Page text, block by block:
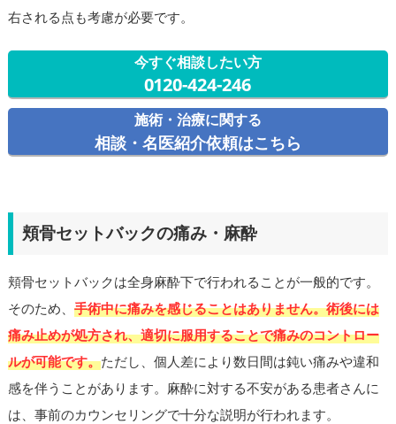
右される点も考慮が必要です。
今すぐ相談したい方
0120-424-246
施術・治療に関する
相談・名医紹介依頼はこちら
頬骨セットバックの痛み・麻酔
頬骨セットバックは全身麻酔下で行われることが一般的です。
そのため、 手術中に痛みを感じることはありません。術後には
痛み止めが処方され、適切に服用することで痛みのコントロー
ルが可能です。ただし、個人差により数日間は鈍い痛みや違和
感を伴うことがあります。麻酔に対する不安がある患者さんに
は、事前のカウンセリングで十分な説明が行われます。